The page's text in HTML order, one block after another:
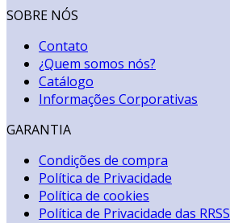
SOBRE NÓS
Contato
¿Quem somos nós?
Catálogo
Informações Corporativas
GARANTIA
Condições de compra
Política de Privacidade
Política de cookies
Política de Privacidade das RRSS